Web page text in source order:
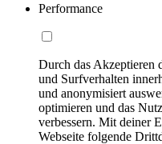
Performance
Durch das Akzeptieren
und Surfverhalten
und anonymisiert
optimieren und das
verbessern. Mit deiner
Webseite folgende